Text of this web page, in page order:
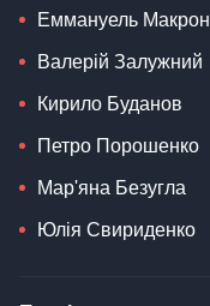
Еммануель Макрон
Валерій Залужний
Кирило Буданов
Петро Порошенко
Мар'яна Безугла
Юлія Свириденко